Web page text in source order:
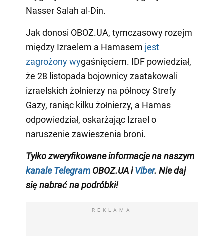
Nasser Salah al-Din.
Jak donosi OBOZ.UA, tymczasowy rozejm
między Izraelem a Hamasem jest
zagrożony wygaśnięciem. IDF powiedział,
że 28 listopada bojownicy zaatakowali
izraelskich żołnierzy na północy Strefy
Gazy, raniąc kilku żołnierzy, a Hamas
odpowiedział, oskarżając Izrael o
naruszenie zawieszenia broni.
Tylko zweryfikowane informacje na naszym
kanale TelegramOBOZ.UA iViber. Nie daj
się nabrać na podróbki!
REKLAMA